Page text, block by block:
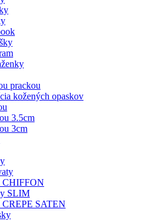
prackou
kožených opaskov
3.5cm
3cm
CHIFFON
SLIM
CREPE SATEN